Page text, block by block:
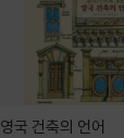
영국 건축의 언어